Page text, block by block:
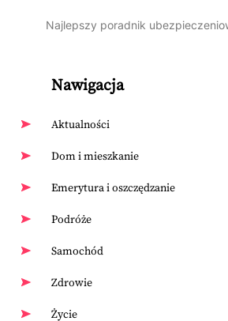
Najlepszy poradnik
Nawigacja
Aktualności
Dom i mieszkanie
Emerytura i oszczędzanie
Podróże
Samochód
Zdrowie
Życie